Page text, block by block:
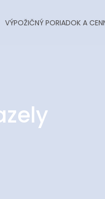
VÝPOŽIČNÝ PORIADOK A